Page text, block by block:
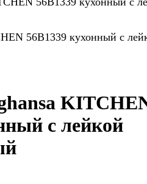
56B1339 кухонный с
с лейкой